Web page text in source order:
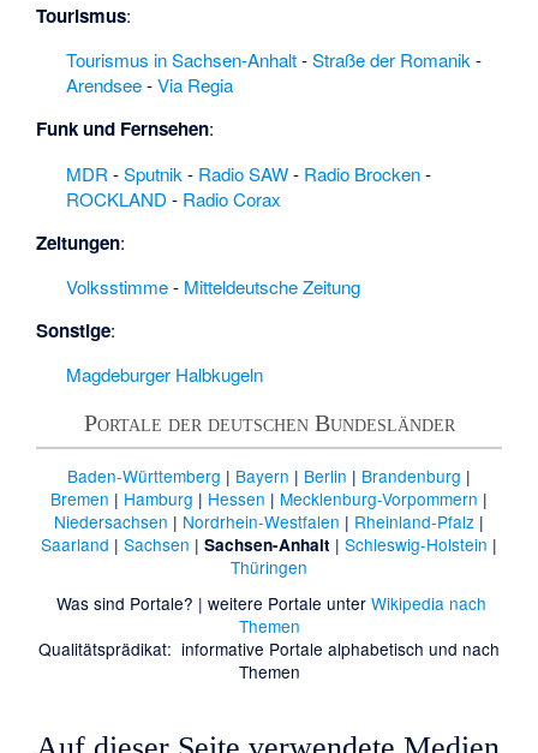
Kleegraben (Faule
Hindenburg·Klein
Damerow
Mangelsdorf
(Harz)·
Kleingewässer
westlich Werlberge·
Kleistau·Klietzer
Heide·Klosterruine
St. Katharina ·
Steinsdorfer Busch·
Abbendorf·
Kriegerdenkmal
Tourismus:
Tourismus in Sachsen-Anhalt-Straße der Romanik-
Arendsee-Via Regia
Funk und Fernsehen:
MDR -Sputnik - Radio SAW- Radio Brocken-
ROCKLAND - Radio Corax
Zeitungen:
Volksstimme- Mitteldeutsche Zeitung
Sonstige:
Magdeburger Halbkugeln
Portale der deutschen Bundesländer
Baden-Württemberg | Bayern | Berlin | Brandenburg |
Bremen | Hamburg | Hessen | Mecklenburg-Vorpommern |
Niedersachsen | Nordrhein-Westfalen | Rheinland-Pfalz |
Saarland | Sachsen | Sachsen-Anhalt | Schleswig-Holstein |
Thüringen
Was sind Portale? | weitere Portale unter Wikipedia nach
Themen
Qualitätsprädikat: informative Portale alphabetisch und nach
Themen